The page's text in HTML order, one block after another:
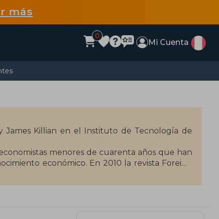
más
0
Mi Cuenta
James Killian en el Instituto de Tecnología de
menores de cuarenta años que han
económico. En 2010 la revista Foreign
del desarrollo, el crecimiento económico, la
humano y la formación, y la economía del
las instituciones en el desarrollo económico y